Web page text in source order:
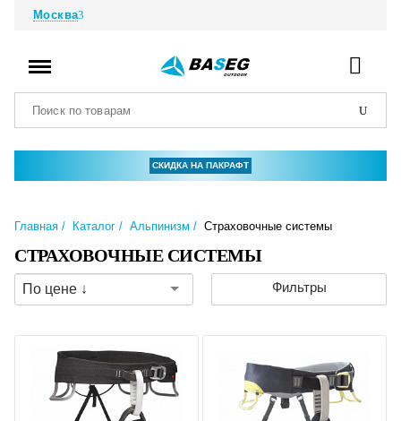
Москва
СКИДКА НА ПАКРАФТ
Главная Каталог Альпинизм Страховочные системы
СТРАХОВОЧНЫЕ СИСТЕМЫ
По цене ↓ Фильтры